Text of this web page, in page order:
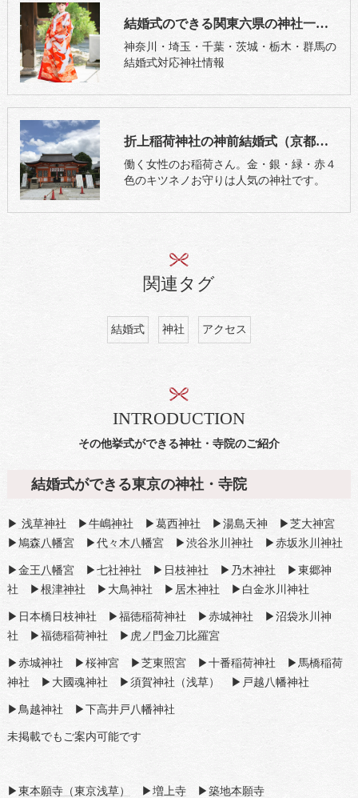
結婚式のできる関東六県の神社一覧（７５社）県別表示｜三々九度東京
神奈川・埼玉・千葉・茨城・栃木・群馬の
結婚式対応神社情報
折上稲荷神社の神前結婚式（京都市山科区）
働く女性のお稲荷さん。金・銀・緑・赤４
色のキツネノお守りは人気の神社です。
関連タグ
結婚式 神社 アクセス
その他挙式ができる神社・寺院のご紹介
INTRODUCTION
結婚式ができる東京の神社・寺院
▶ 浅草神社 ▶ 牛嶋神社 ▶ 葛西神社 ▶ 湯島天神 ▶ 芝大神宮
▶ 鳩森八幡宮▶ 代々木八幡宮▶ 渋谷氷川神社 ▶ 赤坂氷川神社
▶ 金王八幡宮▶ 七社神社 ▶ 日枝神社 ▶ 乃木神社 ▶東郷神
社 ▶ 根津神社 ▶大鳥神社 ▶ 居木神社 ▶白金氷川神社
▶日本橋日枝神社 ▶福徳稲荷神社 ▶赤城神社 ▶沼袋氷川神
社 ▶福徳稲荷神社 ▶ 虎ノ門金刀比羅宮
▶赤城神社 ▶桜神宮 ▶芝東照宮 ▶十番稲荷神社 ▶馬橋稲荷
神社 ▶大國魂神社 ▶須賀神社（浅草） ▶戸越八幡神社
▶鳥越神社 ▶下高井戸八幡神社
未掲載でもご案内可能です
▶ 東本願寺（東京浅草） ▶ 増上寺▶ 築地本願寺